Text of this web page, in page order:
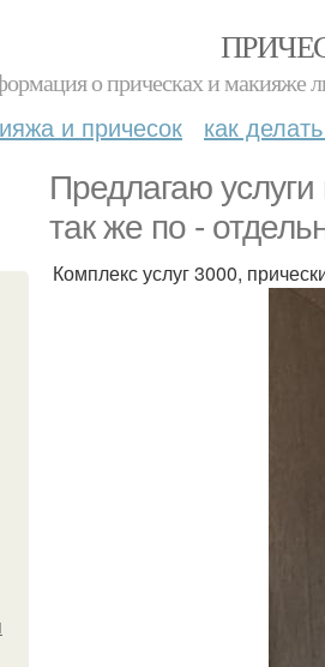
о прическах и макияже
и причесок как
Предлагаю
так же по -
Комплекс услуг 3000,